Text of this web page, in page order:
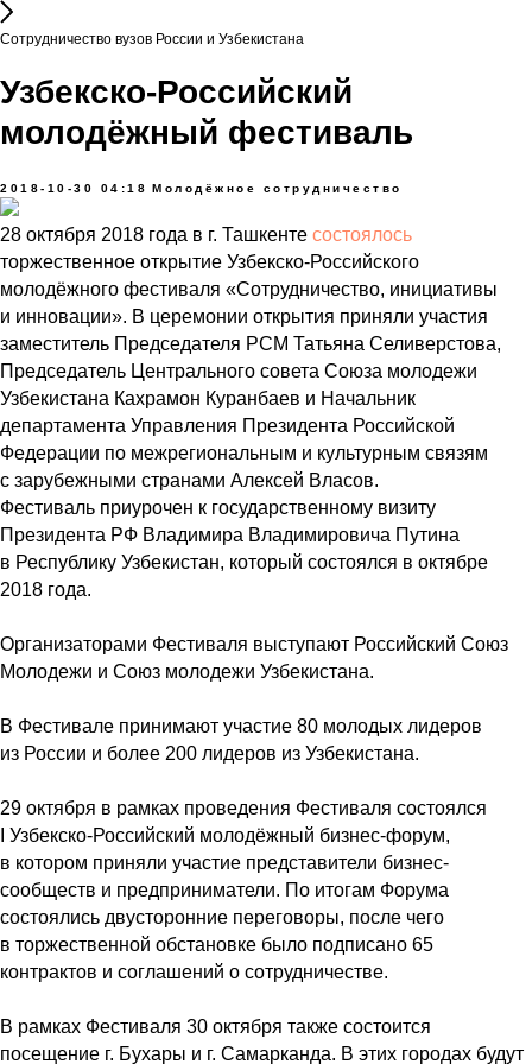
Сотрудничество вузов России и Узбекистана
Узбекско-Российский
молодёжный фестиваль
2018-10-30 04:18 Молодёжное сотрудничество
28 октября 2018 года в г. Ташкенте состоялось
торжественное открытие Узбекско-Российского
молодёжного фестиваля «Сотрудничество, инициативы
и инновации». В церемонии открытия приняли участия
заместитель Председателя РСМ Татьяна Селиверстова,
Председатель Центрального совета Союза молодежи
Узбекистана Кахрамон Куранбаев и Начальник
департамента Управления Президента Российской
Федерации по межрегиональным и культурным связям
с зарубежными странами Алексей Власов.
Фестиваль приурочен к государственному визиту
Президента РФ Владимира Владимировича Путина
в Республику Узбекистан, который состоялся в октябре
2018 года.
Организаторами Фестиваля выступают Российский Союз
Молодежи и Союз молодежи Узбекистана.
В Фестивале принимают участие 80 молодых лидеров
из России и более 200 лидеров из Узбекистана.
29 октября в рамках проведения Фестиваля состоялся
I Узбекско-Российский молодёжный бизнес-форум,
в котором приняли участие представители бизнес-
сообществ и предприниматели. По итогам Форума
состоялись двусторонние переговоры, после чего
в торжественной обстановке было подписано 65
контрактов и соглашений о сотрудничестве.
В рамках Фестиваля 30 октября также состоится
посещение г. Бухары и г. Самарканда. В этих городах будут